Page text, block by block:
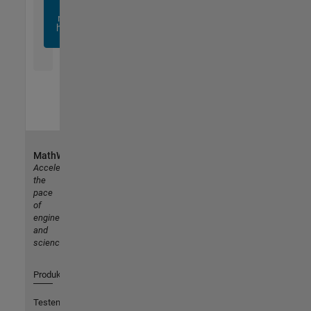
noch
heute
MathWorks
Accelerating
the
pace
of
engineering
and
science
Produkte
Testen oder Kaufen